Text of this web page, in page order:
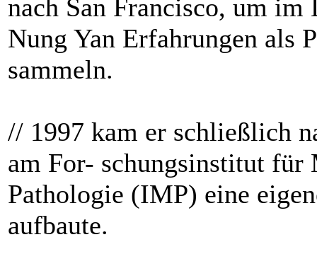
nach San Francisco, um im
Nung Yan Erfahrungen als
sammeln.
// 1997 kam er schließlich
am For- schungsinstitut für
Pathologie (IMP) eine
aufbaute.